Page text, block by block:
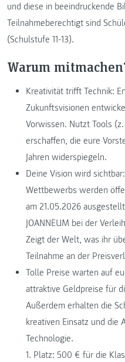
und diese in beeindruckende
Teilnahmeberechtigt sind
(Schulstufe 11-13).
Warum
Kreativität trifft Technik:
Zukunftsvisionen
Vorwissen. Nutzt Tools
erschaffen, die eure
Jahren widerspiegeln.
Deine Vision wird
Wettbewerbs werden
am 21.05.2026
JOANNEUM bei der
Zeigt der Welt, was ihr
Teilnahme an der
Tolle Preise warten auf
attraktive Geldpreise für
Außerdem erhalten die
kreativen Einsatz und die
Technologie.
1. Platz: 500 € für die